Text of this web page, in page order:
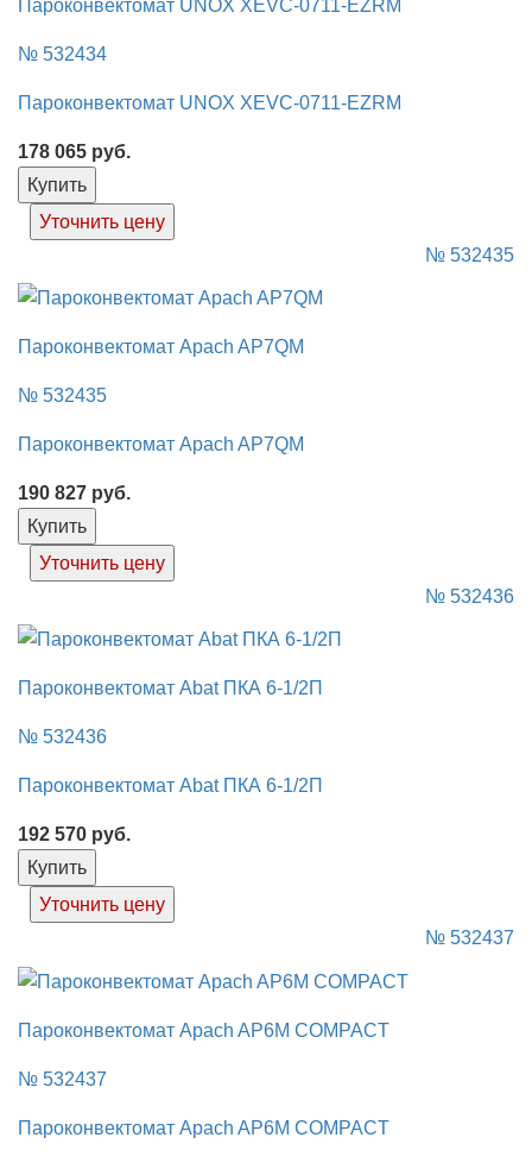
Пароконвектомат UNOX XEVC-0711-EZRM
№ 532434
Пароконвектомат UNOX XEVC-0711-EZRM
178 065 руб.
Купить
Уточнить цену
№ 532435
Пароконвектомат Apach AP7QM
№ 532435
Пароконвектомат Apach AP7QM
190 827 руб.
Купить
Уточнить цену
№ 532436
Пароконвектомат Abat ПКА 6-1/2П
№ 532436
Пароконвектомат Abat ПКА 6-1/2П
192 570 руб.
Купить
Уточнить цену
№ 532437
Пароконвектомат Apach AP6M COMPACT
№ 532437
Пароконвектомат Apach AP6M COMPACT